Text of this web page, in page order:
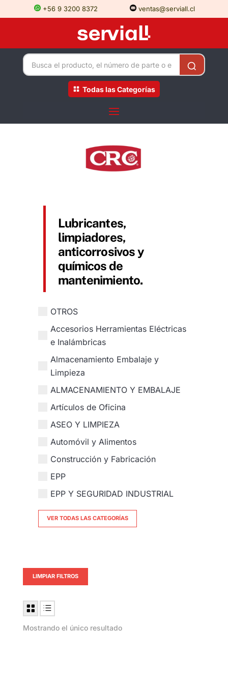
+56 9 3200 8372 ventas@serviall.cl
Todas las Categorías
Lubricantes,
limpiadores,
anticorrosivos y
químicos de
mantenimiento.
OTROS
Accesorios Herramientas Eléctricas
e Inalámbricas
Almacenamiento Embalaje y
Limpieza
ALMACENAMIENTO Y EMBALAJE
Artículos de Oficina
ASEO Y LIMPIEZA
Automóvil y Alimentos
Construcción y Fabricación
EPP
EPP Y SEGURIDAD INDUSTRIAL
VER TODAS LAS CATEGORÍAS
LIMPIAR FILTROS
Mostrando el único resultado